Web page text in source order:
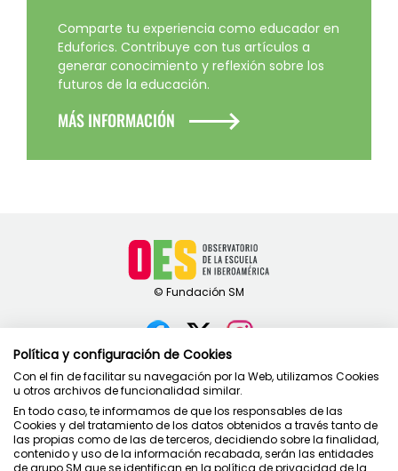
Comparte tu experiencia como educador en
Eduforics. Contribuye con tus artículos a
generar conocimiento y reflexión sobre los
futuros de la educación.
MÁS INFORMACIÓN
Contacto
Política de privacidad
Condiciones de uso
Política de cookies
Política y configuración de Cookies
Con el fin de facilitar su navegación por la Web, utilizamos Cookies
u otros archivos de funcionalidad similar.
En todo caso, te informamos de que los responsables de las
Cookies y del tratamiento de los datos obtenidos a través tanto de
las propias como de las de terceros, decidiendo sobre la finalidad,
contenido y uso de la información recabada, serán las entidades
de grupo SM que se identifican en la política de privacidad de la